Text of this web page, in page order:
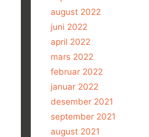
august 2022
juni 2022
april 2022
mars 2022
februar 2022
januar 2022
desember 2021
september 2021
august 2021